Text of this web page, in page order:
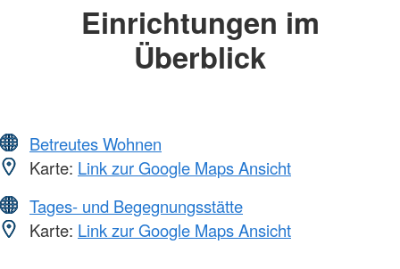
Einrichtungen im
Überblick
Betreutes Wohnen
Karte: Link zur Google Maps Ansicht
Tages- und Begegnungsstätte
Karte: Link zur Google Maps Ansicht